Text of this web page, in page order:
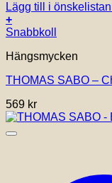
Lägg till i
+
Snabbkoll
Hängsmycken
THOMAS SABO –
569 kr